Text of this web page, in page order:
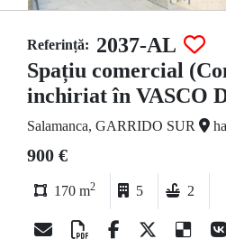
Referință: 2037-AL
Spațiu comercial
inchiriat în VASCO
Salamanca, GARRIDO SUR
900 €
170 m2 5 2